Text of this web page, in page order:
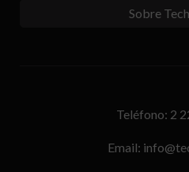
Sobre
Teléfono: 2
Email: